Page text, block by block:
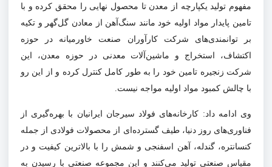
مفهوم تولید یکپارچه از معدن تا محصول نهایی را محقق کرده و با
تامین پایدار مواد اولیه خود مانند سنگ‌آهن از معادن گل‌گهر و تکیه
بر توانمندی‌های شرکت کارآوران صنعت خاورمیانه در حوزه
اکتشاف، استخراج و ماشین‌آلات معدنی در حوزه معدن، این
شرکت زنجیره تامین خود را به طور کامل کنترل کرده و از این رو
با چالش کمبود مواد اولیه مواجه نیست.
وی ادامه داد: کارخانه‌های فولاد سیرجان ایرانیان با بهره‌گیری از
فناوری‌های روز دنیا، طیف گسترده‌ای از محصولات فولادی از جمله
کنسانتره، گندله، آهن اسفنجی و شمش را با بالاترین کیفیت و در
مقیاس صنعتی تولید می‌کنند و این مجموعه صنعتی با رسیدن به